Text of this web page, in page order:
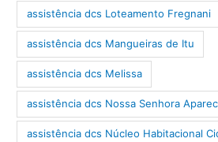
assistência dcs Loteamento Fregnani
assistência dcs Mangueiras de Itu
assistência dcs Melissa
assistência dcs Nossa Senhora
assistência dcs Núcleo Habitacional